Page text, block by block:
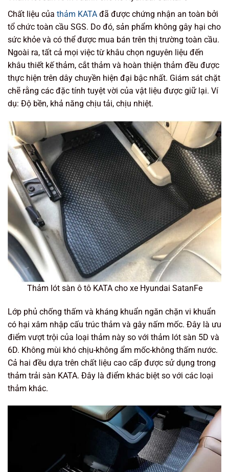
Chất liệu của thảm KATA đã được chứng nhận an toàn bởi
tổ chức toàn cầu SGS. Do đó, sản phẩm không gây hại cho
sức khỏe và có thể được mua bán trên thị trường toàn cầu.
Ngoài ra, tất cả mọi việc từ khâu chọn nguyên liệu đến
khâu thiết kế thảm, cắt thảm và hoàn thiện thảm đều được
thực hiện trên dây chuyền hiện đại bậc nhất. Giám sát chặt
chẽ rằng các đặc tính tuyệt vời của vật liệu được giữ lại. Ví
dụ: Độ bền, khả năng chịu tải, chịu nhiệt.
Thảm lót sàn ô tô KATA cho xe Hyundai SatanFe
Lớp phủ chống thấm và kháng khuẩn ngăn chặn vi khuẩn
có hại xâm nhập cấu trúc thảm và gây nấm mốc. Đây là ưu
điểm vượt trội của loại thảm này so với thảm lót sàn 5D và
6D. Không mùi khó chịu-không ẩm mốc-không thấm nước.
Cả hai đều dựa trên chất liệu cao cấp được sử dụng trong
thảm trải sàn KATA. Đây là điểm khác biệt so với các loại
thảm khác.